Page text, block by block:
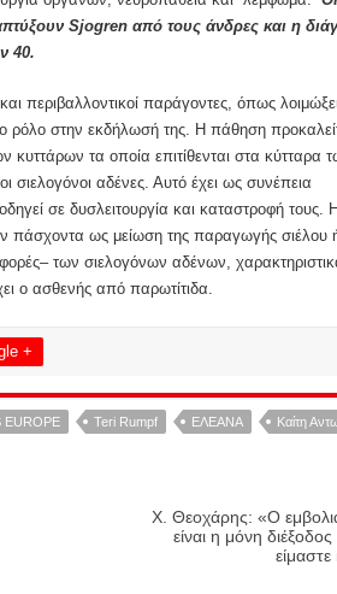
Sjogren από τους άνδρες και η
40.
περιβαλλοντικοί παράγοντες, όπως
ρόλο στην εκδήλωσή της. Η πάθηση
τα οποία επιτίθενται στα κύτταρα
σιελογόνοι αδένες. Αυτό έχει ως συνέπεια
σε δυσλειτουργία και καταστροφή τους.
πάσχοντα ως μείωση της παραγωγής σιέλου
των σιελογόνων αδένων,
ο ασθενής από παρωτίτιδα.
+
EUROPE Teri Rumpf ΕΛΕΑΝΑ
Καίτη
Χ. Θεοχάρης: «Ο
είναι η μόνη διέξοδος